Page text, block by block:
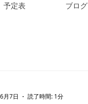
予定表 ブログ
月7日
読了時間: 1分